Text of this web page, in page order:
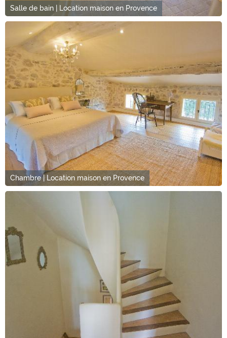
Salle de bain | Location maison en Provence
Chambre | Location maison en Provence